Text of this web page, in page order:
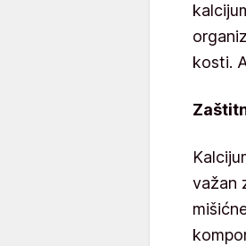
kosti.
važan